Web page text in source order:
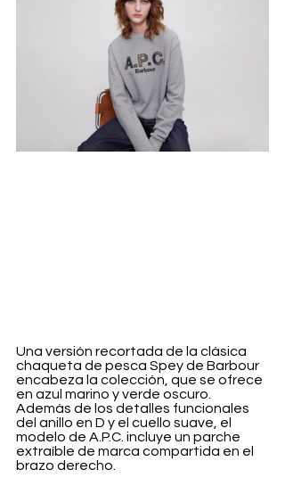
Una versión recortada de la clásica
chaqueta de pesca Spey de Barbour
encabeza la colección, que se ofrece
en azul marino y verde oscuro.
Además de los detalles funcionales
del anillo en D y el cuello suave, el
modelo de A.P.C. incluye un parche
extraíble de marca compartida en el
brazo derecho.